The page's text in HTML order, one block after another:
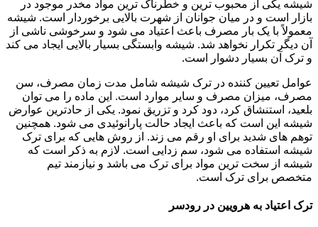
شیشه یکی از محبوب ترین و خطرناک ترین مواد مخدر موجود در
بازار است و در میان جوانان از شهرت بالایی برخوردار است. شیشه
معمولاً با یک بار مصرف باعث اعتیاد می شود و سرخوشی ناشی از
آن دیگر تکرار نخواهد شد. شیشه وابستگی بسیار بالایی ایجاد می کند
و ترک آن بسیار دشوار است.
عوامل تعیین کننده در ترک شیشه شامل مدت زمان مصرف، سن
مصرف، میزان مصرف و سایر موارد است. این ماده را می توان
بلعید، استنشاق کرد، دود کرد و تزریق نمود. یکی از حادترین عوارض
شیشه این است که باعث ایجاد حالت پارانوئیدی می شود. همچنین
توهم های شدید برای او رقم می زند. از روش هایی که برای ترک
شیشه استفاده می شود، سم زدایی است. لازم به ذکر است که
شیشه از سخت ترین مواد برای ترک می باشد و نیازمند تیم
متخصص برای ترک است.
ترک اعتیاد به هرویین در رودسر